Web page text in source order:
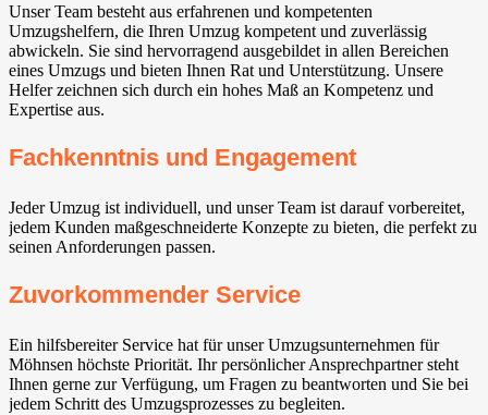
Unser Team besteht aus erfahrenen und kompetenten
Umzugshelfern, die Ihren Umzug kompetent und zuverlässig
abwickeln. Sie sind hervorragend ausgebildet in allen Bereichen
eines Umzugs und bieten Ihnen Rat und Unterstützung. Unsere
Helfer zeichnen sich durch ein hohes Maß an Kompetenz und
Expertise aus.
Fachkenntnis und Engagement
Jeder Umzug ist individuell, und unser Team ist darauf vorbereitet,
jedem Kunden maßgeschneiderte Konzepte zu bieten, die perfekt zu
seinen Anforderungen passen.
Zuvorkommender Service
Ein hilfsbereiter Service hat für unser Umzugsunternehmen für
Möhnsen höchste Priorität. Ihr persönlicher Ansprechpartner steht
Ihnen gerne zur Verfügung, um Fragen zu beantworten und Sie bei
jedem Schritt des Umzugsprozesses zu begleiten.